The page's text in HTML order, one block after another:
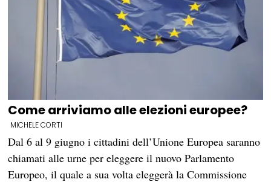
Come arriviamo alle elezioni europee?
MICHELE CORTI
Dal 6 al 9 giugno i cittadini dell’Unione Europea saranno
chiamati alle urne per eleggere il nuovo Parlamento
Europeo, il quale a sua volta eleggerà la Commissione